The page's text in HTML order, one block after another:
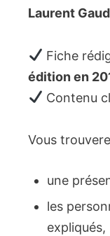
Laurent
Fiche
édition en
Contenu
Vous
une
les
expliqués,